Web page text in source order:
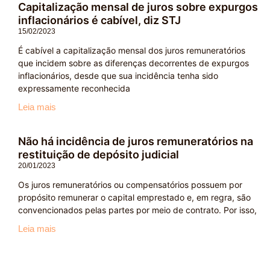
Capitalização mensal de juros sobre expurgos
inflacionários é cabível, diz STJ
15/02/2023
É cabível a capitalização mensal dos juros remuneratórios
que incidem sobre as diferenças decorrentes de expurgos
inflacionários, desde que sua incidência tenha sido
expressamente reconhecida
Leia mais
Não há incidência de juros remuneratórios na
restituição de depósito judicial
20/01/2023
Os juros remuneratórios ou compensatórios possuem por
propósito remunerar o capital emprestado e, em regra, são
convencionados pelas partes por meio de contrato. Por isso,
Leia mais